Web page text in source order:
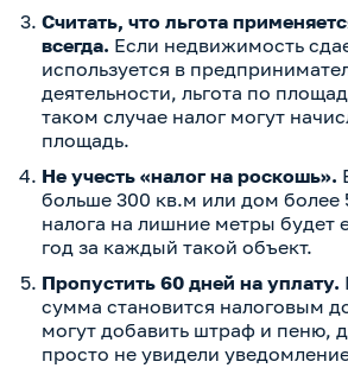
Считать, что льгота
всегда. Если недвижимость
используется в
деятельности, льгота по
таком случае налог могут
площадь.
Не учесть «налог на роскошь».
больше 300 кв.м или дом более
налога на лишние метры будет
год за каждый такой объект.
Пропустить 60 дней на уплату.
сумма становится налоговым
могут добавить штраф и пеню,
просто не увидели